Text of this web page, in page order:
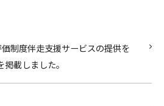
価制度伴走支援サービスの提供を
載しました。